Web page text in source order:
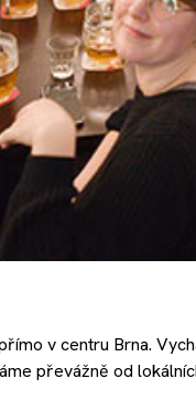
v centru Brna.
převážně od